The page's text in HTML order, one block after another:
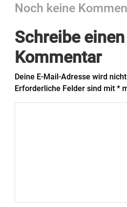
Noch keine
Schreibe einen
Kommentar
Deine E-Mail-Adresse wird
Erforderliche Felder sind mit *